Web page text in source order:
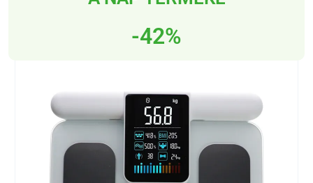
-42%